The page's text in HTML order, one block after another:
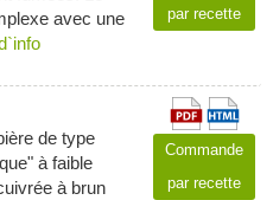
avec une
par recette
de type
à faible
à brun
Commande
par recette